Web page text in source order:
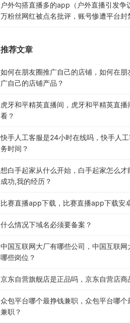
户外勾搭直播多的app（户外直播引发争
万粉丝网红被点名批评，账号惨遭平台封
推荐文章
如何在朋友圈推广自己的店铺，如何在朋
广自己的店铺产品？
虎牙和平精英直播间，虎牙和平精英直播
看？
快手人工客服是24小时在线吗，快手人
务时间？
想白手起家从什么开始，白手起家怎么才
成功,我的经历？
比赛直播app下载，比赛直播app下载安
什么情况下域名必须要备案？
中国互联网大厂有哪些公司，中国互联网
哪些岗位？
京东自营旗舰店是正品吗，京东自营店商
众包平台哪个最挣钱兼职，众包平台哪个
兼职？